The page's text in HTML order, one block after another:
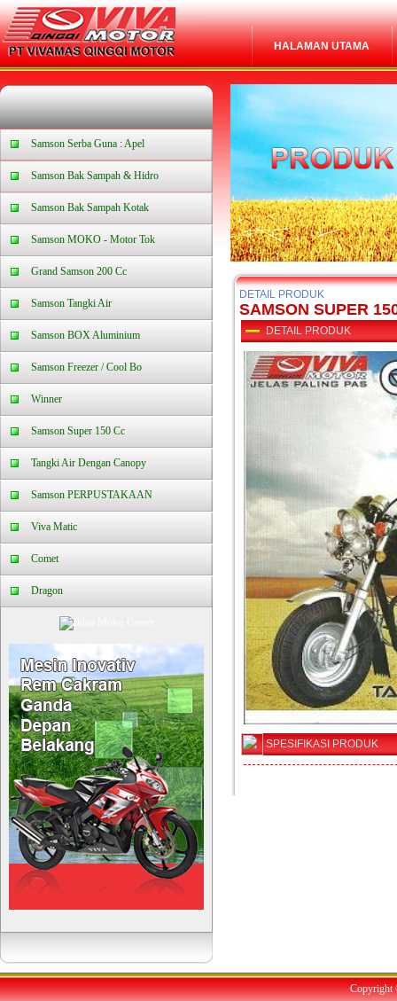
HALAMAN UTAMA
Samson Serba Guna : Apel
Samson Bak Sampah & Hidro
Samson Bak Sampah Kotak
Samson MOKO - Motor Tok
Grand Samson 200 Cc
Samson Tangki Air
Samson BOX Aluminium
Samson Freezer / Cool Bo
Winner
Samson Super 150 Cc
Tangki Air Dengan Canopy
Samson PERPUSTAKAAN
Viva Matic
Comet
Dragon
DETAIL PRODUK
SAMSON SUPER
DETAIL PRODUK
SPESIFIKASI PRODUK
Copyright